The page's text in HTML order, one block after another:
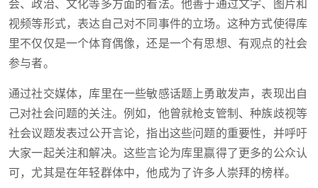
会、政治、文化等多方面的看法。他善于通过文字、图片和
视频等形式，表达自己对不同事件的立场。这种方式使得库
里不仅仅是一个体育偶像，还是一个有思想、有观点的社会
参与者。
通过社交媒体，库里在一些敏感话题上勇敢发声，表现出自
己对社会问题的关注。例如，他曾就枪支管制、种族歧视等
社会议题发表过公开言论，指出这些问题的重要性，并呼吁
大家一起关注和解决。这些言论为库里赢得了更多的公众认
可，尤其是在年轻群体中，他成为了许多人崇拜的榜样。